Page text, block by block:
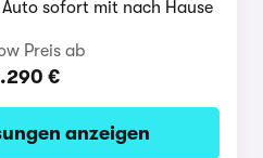
Auto sofort mit nach Hause
Preis ab
€
anzeigen